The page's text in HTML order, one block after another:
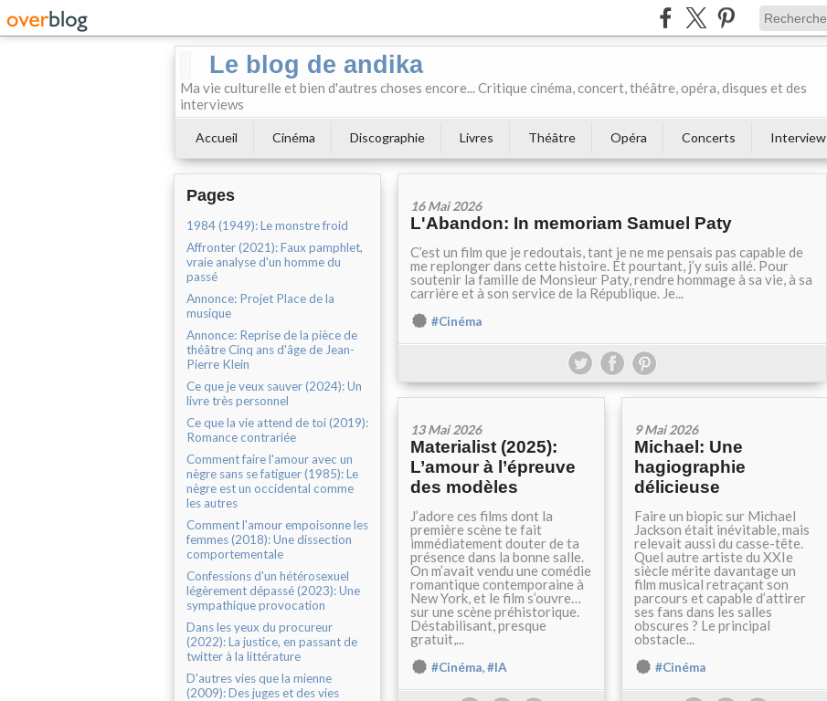
Le blog de andika
Ma vie culturelle et bien d'autres choses encore... Critique cinéma, concert, théâtre, opéra, disques et des
interviews
Accueil Cinéma Discographie Livres Théâtre Opéra Concerts Interview
Pages
1984 (1949): Le monstre froid
Affronter (2021): Faux pamphlet,
vraie analyse d'un homme du
passé
Annonce: Projet Place de la
musique
Annonce: Reprise de la pièce de
théâtre Cinq ans d'âge de Jean-
Pierre Klein
Ce que je veux sauver (2024): Un
livre très personnel
Ce que la vie attend de toi (2019):
Romance contrariée
Comment faire l'amour avec un
nègre sans se fatiguer (1985): Le
nègre est un occidental comme
les autres
Comment l'amour empoisonne les
femmes (2018): Une dissection
comportementale
Confessions d'un hétérosexuel
légèrement dépassé (2023): Une
sympathique provocation
Dans les yeux du procureur
(2022): La justice, en passant de
twitter à la littérature
D'autres vies que la mienne
(2009): Des juges et des vies
16 Mai 2026
L'Abandon: In memoriam Samuel Paty
C’est un film que je redoutais, tant je ne me pensais pas capable de
me replonger dans cette histoire. Et pourtant, j’y suis allé. Pour
soutenir la famille de Monsieur Paty, rendre hommage à sa vie, à sa
carrière et à son service de la République. Je...
#Cinéma
13 Mai 2026
Materialist (2025):
L’amour à l’épreuve
des modèles
J’adore ces films dont la
première scène te fait
immédiatement douter de ta
présence dans la bonne salle.
On m’avait vendu une comédie
romantique contemporaine à
New York, et le film s’ouvre…
sur une scène préhistorique.
Déstabilisant, presque
gratuit,...
#Cinéma,#IA
9 Mai 2026
Michael: Une
hagiographie
délicieuse
Faire un biopic sur Michael
Jackson était inévitable, mais
relevait aussi du casse-tête.
Quel autre artiste du XXIe
siècle mérite davantage un
film musical retraçant son
parcours et capable d’attirer
ses fans dans les salles
obscures ? Le principal
obstacle...
#Cinéma